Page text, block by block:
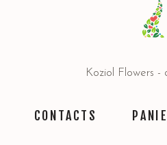
Koziol Flowers -
CONTACTS